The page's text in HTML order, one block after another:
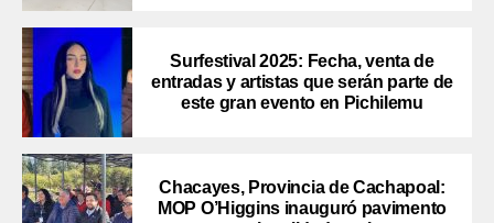
Surfestival 2025: Fecha, venta de
entradas y artistas que serán parte de
este gran evento en Pichilemu
Chacayes, Provincia de Cachapoal:
MOP O’Higgins inauguró pavimento